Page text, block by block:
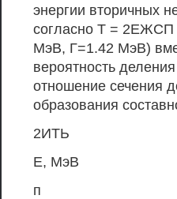
энергии вторичных
согласно Т = 2ЕЖСП
МэВ, Г=1.42 МэВ)
вероятность
отношение сечения
образования
2ИТЬ
Е, МэВ
п